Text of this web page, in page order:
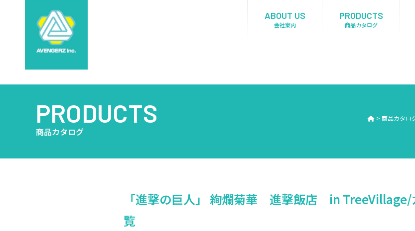
ABOUT US
会社案内
PRODUCTS
商品カタログ
PRODUCTS
商品カタログ
> 商品カタロ
「進撃の巨人」 絢爛菊華 進撃飯店 in TreeVillage/
覧